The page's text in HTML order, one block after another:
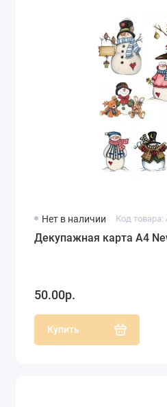
Нет в наличии Код товара:
Декупажная карта А4
50.00р.
Купить